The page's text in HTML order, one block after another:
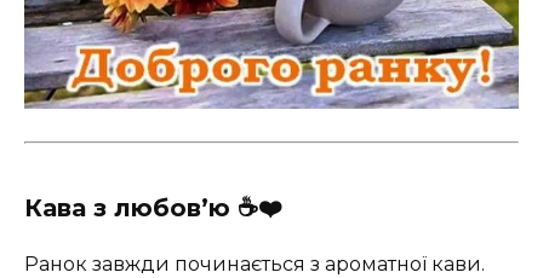
Кава з любов’ю ☕️❤️
Ранок завжди починається з ароматної кави.